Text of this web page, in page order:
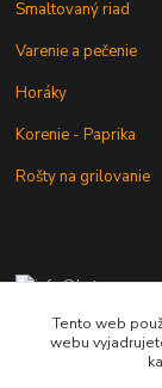
Smaltovaný riad
Varenie a pečenie
Horáky
Korenie - Paprika
Rošty na grilovanie
od
Tento web
webu